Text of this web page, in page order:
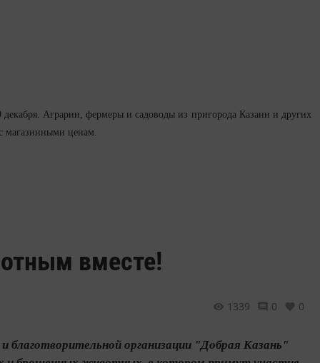
Аграрии, фермеры и садоводы из пригорода Казани и других
магазинными ценам.
вместе!
1339 0 0
организации "Добрая Казань"